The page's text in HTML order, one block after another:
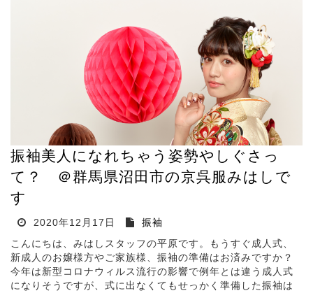
振袖美人になれちゃう姿勢やしぐさっ
て？ ＠群馬県沼田市の京呉服みはしで
す
2020年12月17日
振袖
こんにちは、みはしスタッフの平原です。もうすぐ成人式、
新成人のお嬢様方やご家族様、振袖の準備はお済みですか？
今年は新型コロナウィルス流行の影響で例年とは違う成人式
になりそうですが、式に出なくてもせっかく準備した振袖は